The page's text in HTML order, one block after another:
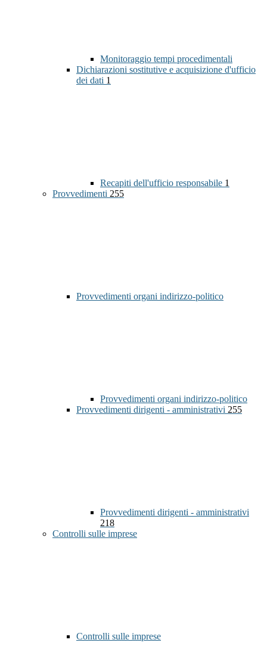
Monitoraggio tempi procedimentali
Dichiarazioni sostitutive e acquisizione d'ufficio
dei dati 1
Recapiti dell'ufficio responsabile 1
Provvedimenti 255
Provvedimenti organi indirizzo-politico
Provvedimenti organi indirizzo-politico
Provvedimenti dirigenti - amministrativi 255
Provvedimenti dirigenti - amministrativi
218
Controlli sulle imprese
Controlli sulle imprese